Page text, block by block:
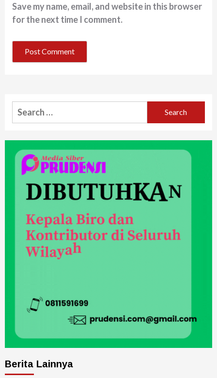
Save my name, email, and website in this browser
for the next time I comment.
Berita Lainnya